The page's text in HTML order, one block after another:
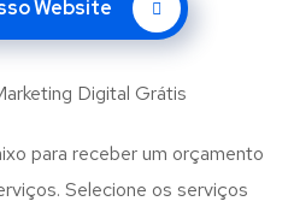
Website
Digital Grátis
para receber um orçamento
Selecione os serviços